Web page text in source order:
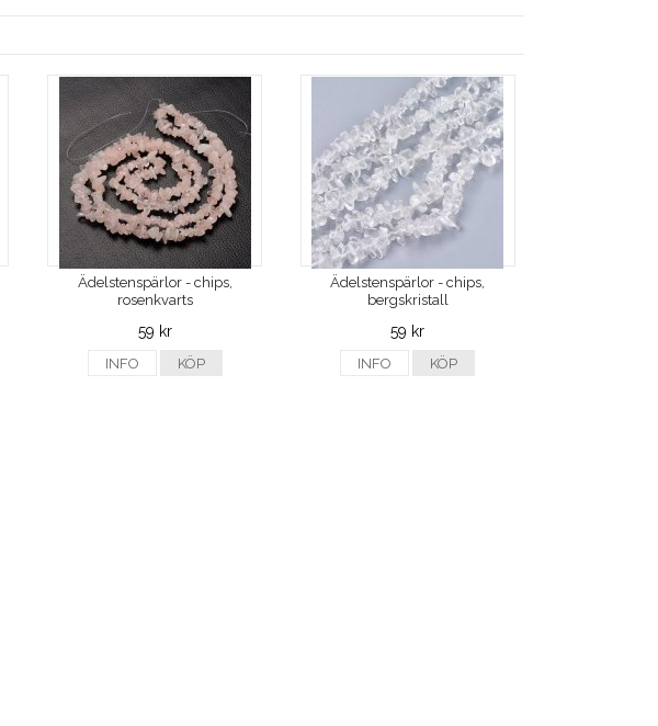
Ädelstenspärlor - chips,
rosenkvarts
59 kr
INFO KÖP
Ädelstenspärlor - chips,
bergskristall
59 kr
INFO KÖP